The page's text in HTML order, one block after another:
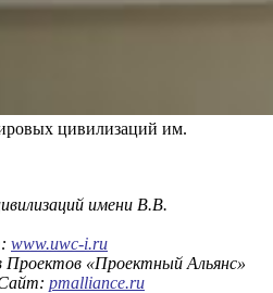
цивилизаций им.
имени В.В.
www.uwc-i.ru
Проектов «Проектный Альянс»
pmalliance.ru